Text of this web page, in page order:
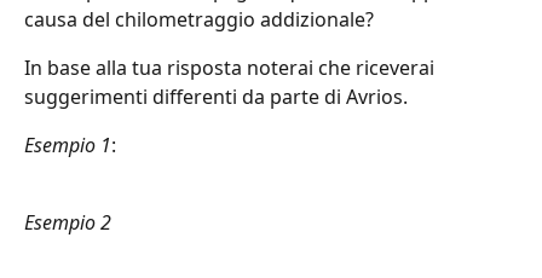
causa del chilometraggio addizionale?
In base alla tua risposta noterai che riceverai
suggerimenti differenti da parte di Avrios.
Esempio 1:
Esempio 2